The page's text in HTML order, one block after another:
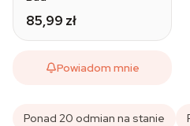
85,99 zł
Powiadom mnie
Ponad 20 odmian na stanie